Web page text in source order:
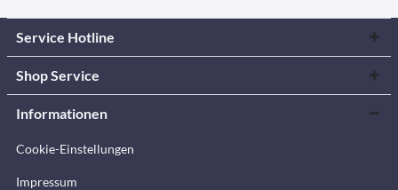
Service Hotline
Shop Service
Informationen
Cookie-Einstellungen
Impressum